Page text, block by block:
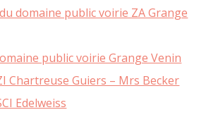
domaine public voirie ZA Grange
public voirie Grange Venin
Chartreuse Guiers – Mrs Becker
Edelweiss